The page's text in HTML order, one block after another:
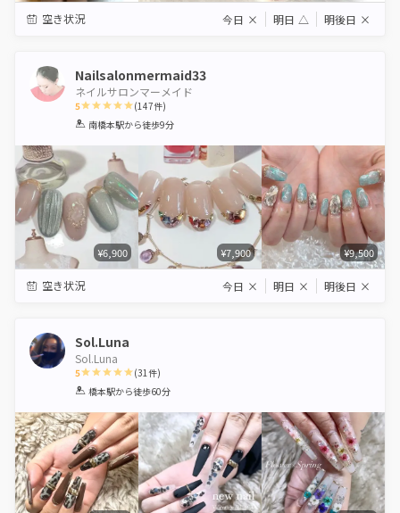
空き状況 今日 × 明日 △ 明後日 ×
Nailsalonmermaid33
ネイルサロンマーメイド
5
1 2 3 4 5
(147件)
南橋本駅から徒歩9分
¥6,900 ¥7,900 ¥9,500
空き状況 今日 × 明日 × 明後日 ×
Sol.Luna
Sol.Luna
5
1 2 3 4 5
(31件)
橋本駅から徒歩60分